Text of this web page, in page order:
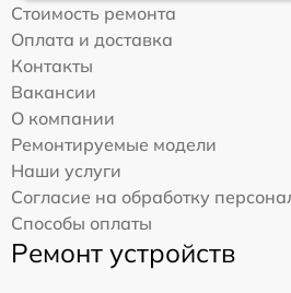
Стоимость ремонта
Оплата и доставка
Контакты
Вакансии
О компании
Ремонтируемые модели
Наши услуги
Согласие на обработку
Способы оплаты
Ремонт устройств